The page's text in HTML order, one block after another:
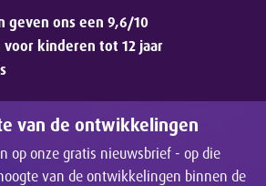
geven ons een 9,6/10
kinderen tot 12 jaar
van de ontwikkelingen
op onze gratis nieuwsbrief - op die
van de ontwikkelingen binnen de